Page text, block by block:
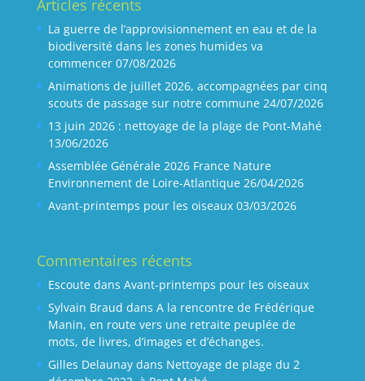
Articles récents
La guerre de l’approvisionnement en eau et de la
biodiversité dans les zones humides va
commencer 07/08/2026
Animations de juillet 2026, accompagnées par cinq
scouts de passage sur notre commune 24/07/2026
13 juin 2026 : nettoyage de la plage de Pont-Mahé
13/06/2026
Assemblée Générale 2026 France Nature
Environnement de Loire-Atlantique 26/04/2026
Avant-printemps pour les oiseaux 03/03/2026
Commentaires récents
Escoutedans Avant-printemps pour les oiseaux
Sylvain Braud dans A la rencontre de Frédérique
Manin, en route vers une retraite peuplée de
mots, de livres, d’images et d’échanges.
Gilles Delaunaydans Nettoyage de plage du 2